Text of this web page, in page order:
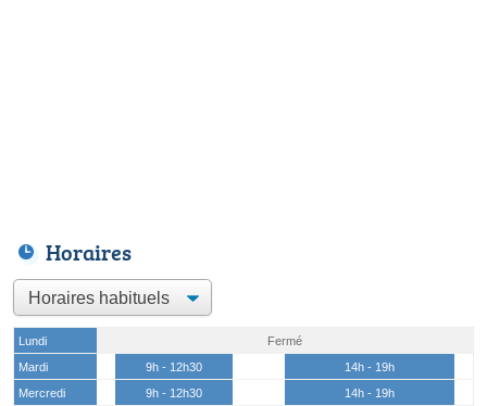
Horaires
Lundi
Fermé
Mardi
9h - 12h30
14h - 19h
Mercredi
9h - 12h30
14h - 19h